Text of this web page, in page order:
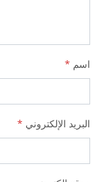
اسم *
البريد الإلكتروني *